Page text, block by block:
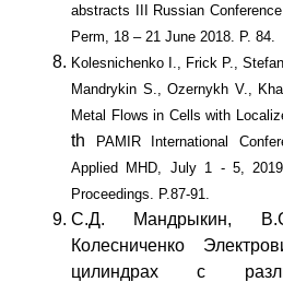
abstracts III Russian
Perm, 18 – 21 June 2018. P. 84.
Kolesnichenko I., Frick P.,
Mandrykin S., Ozernykh V.,
Metal Flows in Cells with
th PAMIR International
Applied MHD, July 1 - 5,
Proceedings. P.87-91.
С.Д. Мандрыкин,
Колесниченко
цилиндрах с